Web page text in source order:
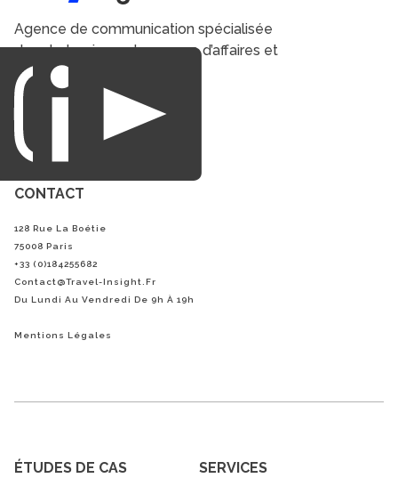
Agence de communication spécialisée
dans le tourisme du voyage d’affaires et
du loisirs.
CONTACT
128 Rue La Boétie
75008 Paris
+33 (0)184255682
Contact@Travel-Insight.fr
Du Lundi Au Vendredi De 9h À 19h
Mentions Légales
ÉTUDES DE CAS SERVICES